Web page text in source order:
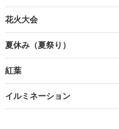
花火大会
夏休み（夏祭り）
紅葉
イルミネーション